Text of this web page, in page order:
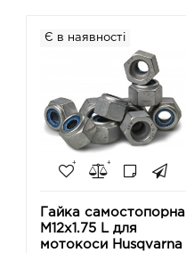
Є в наявності
Гайка самостопорна
M12x1.75 L для
мотокоси Husqvarna